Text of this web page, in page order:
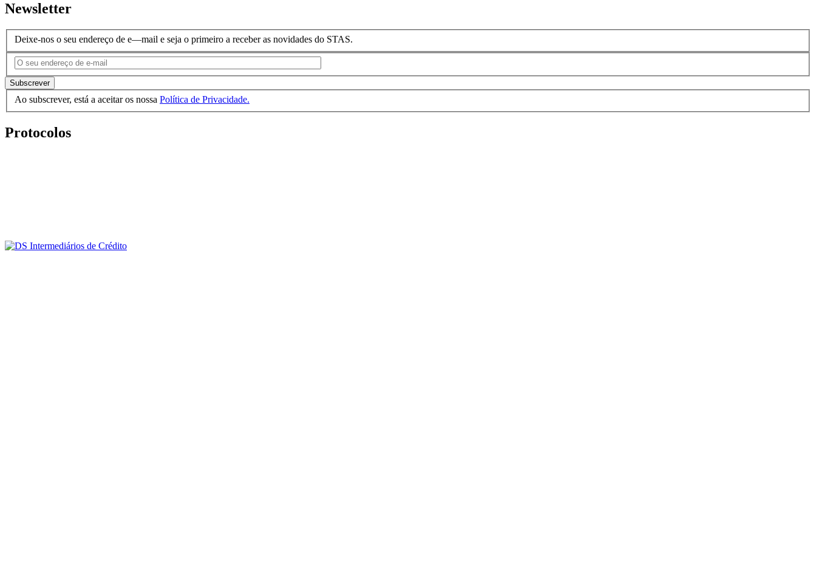
-
Nodes
Comunicação
Newsletter
Deixe-nos o seu endereço de e—mail e seja o primeiro a receber as novidades do STAS.
Subscrever
Ao subscrever, está a aceitar os nossa Política de Privacidade.
Protocolos